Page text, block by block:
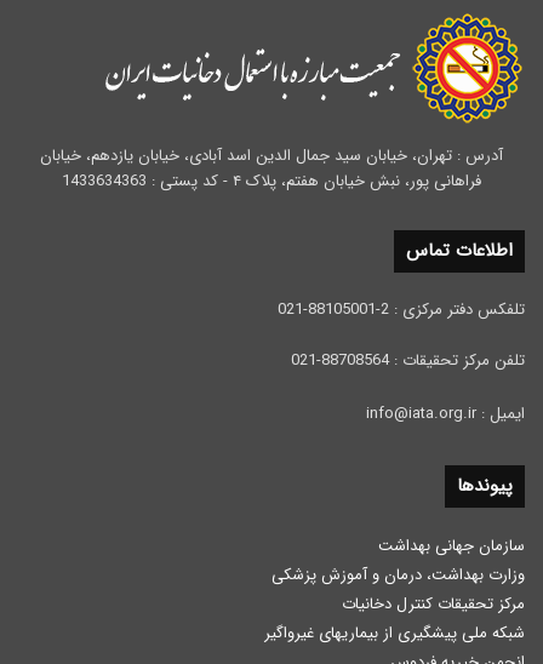
آدرس : تهران، خیابان سید جمال الدین اسد آبادی، خیابان یازدهم، خیابان
فراهانی پور، نبش خیابان هفتم، پلاک ۴ - کد پستی : 1433634363
اطلاعات تماس
تلفکس دفتر مرکزی : 2-88105001-021
تلفن مرکز تحقیقات : 88708564-021
ایمیل : info@iata.org.ir
پیوندها
سازمان جهانی بهداشت
وزارت بهداشت، درمان و آموزش پزشكی
مرکز تحقیقات کنترل دخانیات
شبکه ملی پیشگیری از بیماریهای غیرواگیر